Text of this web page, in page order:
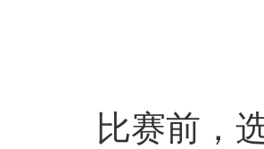
比赛前，选